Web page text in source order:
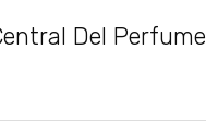
Del Perfume